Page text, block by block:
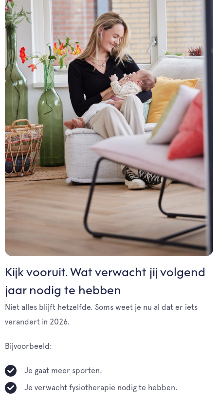
Kijk vooruit. Wat verwacht jij volgend
jaar nodig te hebben
Niet alles blijft hetzelfde. Soms weet je nu al dat er iets
verandert in 2026.
Bijvoorbeeld:
Je gaat meer sporten.
Je verwacht fysiotherapie nodig te hebben.